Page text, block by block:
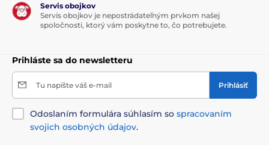
Servis obojkov
Servis obojkov je nepostrádateľným prvkom našej
spoločnosti, ktorý vám poskytne to, čo potrebujete.
Prihláste sa do newsletteru
Tu napíšte váš e-mail Prihlásiť
Odoslaním formulára súhlasím so spracovaním
svojich osobných údajov.